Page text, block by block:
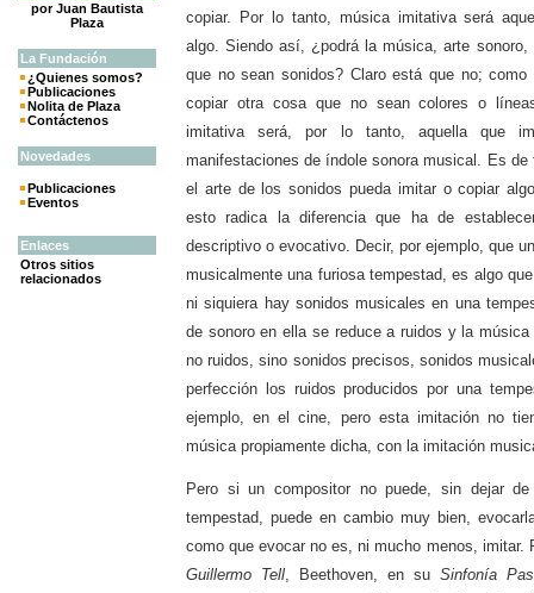
por Juan Bautista
Plaza
La Fundación
¿Quienes somos?
Publicaciones
Nolita de Plaza
Contáctenos
Novedades
Publicaciones
Eventos
Enlaces
Otros sitios
relacionados
copiar. Por lo tanto, música imitativa será
algo. Siendo así, ¿podrá la música, arte
que no sean sonidos? Claro está que no; como
copiar otra cosa que no sean colores o
imitativa será, por lo tanto, aquella que
manifestaciones de índole sonora musical. Es de
el arte de los sonidos pueda imitar o copiar
esto radica la diferencia que ha de
descriptivo o evocativo. Decir, por ejemplo, que
musicalmente una furiosa tempestad, es algo
ni siquiera hay sonidos musicales en una
de sonoro en ella se reduce a ruidos y la
no ruidos, sino sonidos precisos, sonidos
perfección los ruidos producidos por una
ejemplo, en el cine, pero esta imitación no
música propiamente dicha, con la imitación
Pero si un compositor no puede, sin dejar
tempestad, puede en cambio muy bien,
como que evocar no es, ni mucho menos, imitar.
Guillermo Tell, Beethoven, en su Sinfonía